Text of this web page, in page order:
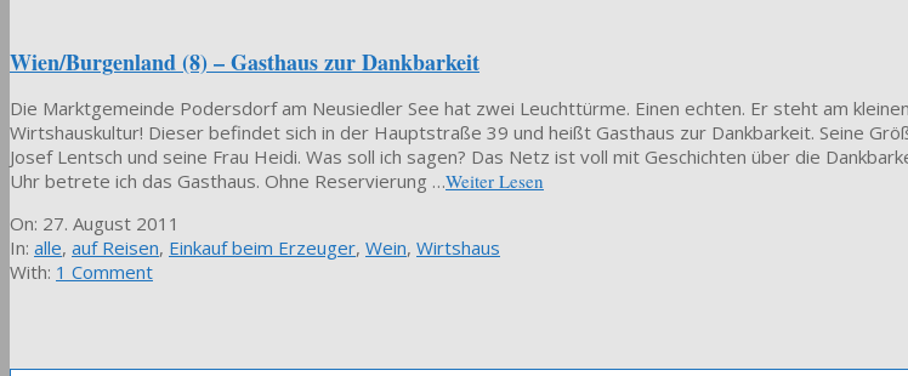
Wien/Burgenland (8) – Gasthaus zur Dankbarkeit
Die Marktgemeinde Podersdorf am Neusiedler See hat zwei Leuchttürme. Einen echten. Er steht am
Wirtshauskultur! Dieser befindet sich in der Hauptstraße 39 und heißt Gasthaus zur Dankbarkeit. Seine
Josef Lentsch und seine Frau Heidi. Was soll ich sagen? Das Netz ist voll mit Geschichten über die
Uhr betrete ich das Gasthaus. Ohne Reservierung …Weiter Lesen
2011-
08-
27
On: 27. August 2011
In: alle, auf Reisen, Einkauf beim Erzeuger, Wein, Wirtshaus
With: 1 Comment